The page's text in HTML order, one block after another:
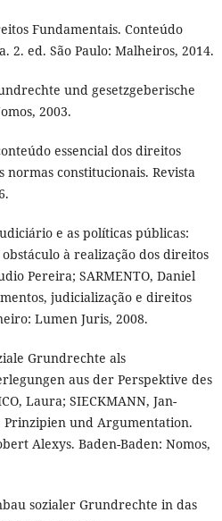
Fundamentais. Conteúdo
2. ed. São Paulo: Malheiros, 2014.
und gesetzgeberische
2003.
essencial dos direitos
normas constitucionais. Revista
e as políticas públicas:
à realização dos direitos
Pereira; SARMENTO, Daniel
judicialização e direitos
Lumen Juris, 2008.
Grundrechte als
aus der Perspektive des
Laura; SIECKMANN, Jan-
und Argumentation.
Alexys. Baden-Baden: Nomos,
sozialer Grundrechte in das